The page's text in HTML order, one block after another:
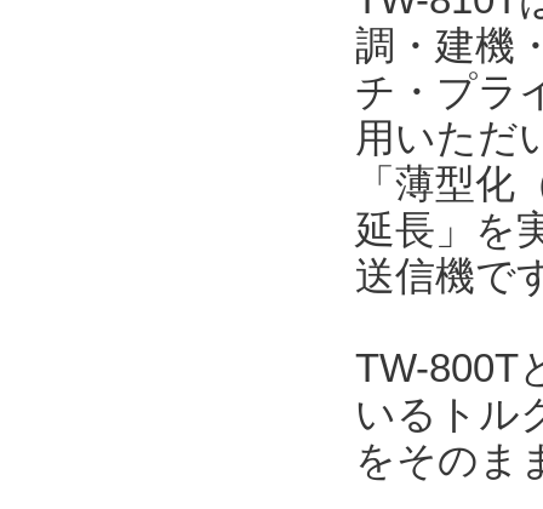
調・建機
チ・プラ
用いただ
「薄型
延長」を
送信機で
TW-800T
いるトル
をそのま